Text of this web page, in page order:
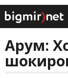
Арум: